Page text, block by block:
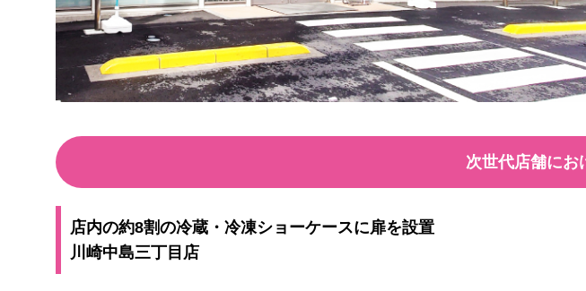
次世代店舗にお
店内の約8割の冷蔵・冷凍ショーケースに扉を設置
川崎中島三丁目店